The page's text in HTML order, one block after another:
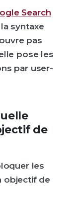
Search
syntaxe
pas
pose les
par user-
de
les
objectif de